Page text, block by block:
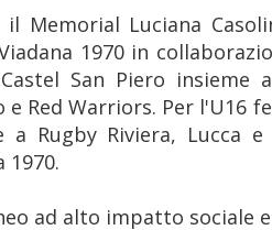
il Memorial Luciana
1970 in
San Piero insieme
e Red Warriors. Per l'U16
a Rugby Riviera, Lucca
1970.
ad alto impatto sociale